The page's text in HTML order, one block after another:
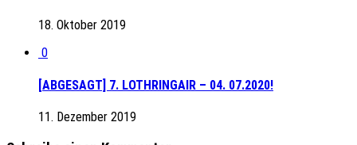
18. Oktober 2019
0
[ABGESAGT] 7. LOTHRINGAIR – 04. 07.2020!
11. Dezember 2019